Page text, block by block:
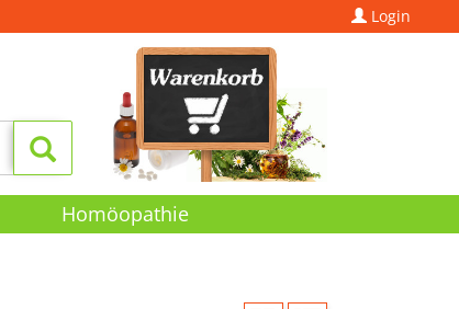
Login
Homöopathie